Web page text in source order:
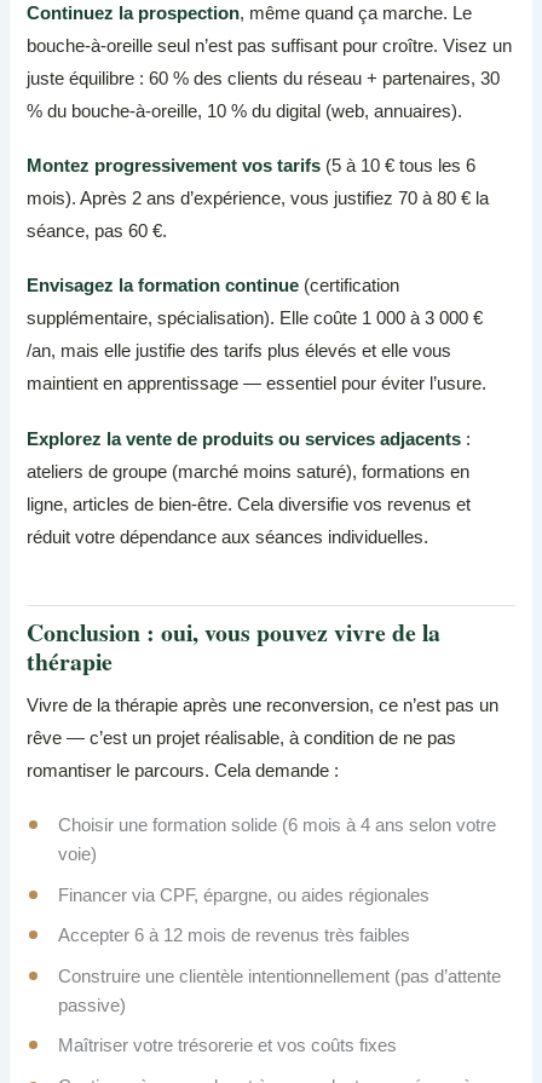
Continuez la prospection, même quand ça marche. Le
bouche-à-oreille seul n’est pas suffisant pour croître. Visez un
juste équilibre : 60 % des clients du réseau + partenaires, 30
% du bouche-à-oreille, 10 % du digital (web, annuaires).
Montez progressivement vos tarifs (5 à 10 € tous les 6
mois). Après 2 ans d’expérience, vous justifiez 70 à 80 € la
séance, pas 60 €.
Envisagez la formation continue (certification
supplémentaire, spécialisation). Elle coûte 1 000 à 3 000 €
/an, mais elle justifie des tarifs plus élevés et elle vous
maintient en apprentissage — essentiel pour éviter l’usure.
Explorez la vente de produits ou services adjacents :
ateliers de groupe (marché moins saturé), formations en
ligne, articles de bien-être. Cela diversifie vos revenus et
réduit votre dépendance aux séances individuelles.
Conclusion : oui, vous pouvez vivre de la
thérapie
Vivre de la thérapie après une reconversion, ce n’est pas un
rêve — c’est un projet réalisable, à condition de ne pas
romantiser le parcours. Cela demande :
Choisir une formation solide (6 mois à 4 ans selon votre
voie)
Financer via CPF, épargne, ou aides régionales
Accepter 6 à 12 mois de revenus très faibles
Construire une clientèle intentionnellement (pas d’attente
passive)
Maîtriser votre trésorerie et vos coûts fixes